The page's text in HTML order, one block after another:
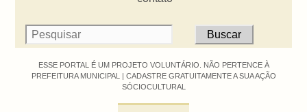
ESSE PORTAL É UM PROJETO VOLUNTÁRIO. NÃO PERTENCE À
PREFEITURA MUNICIPAL | CADASTRE GRATUITAMENTE A SUA AÇÃO
SÓCIOCULTURAL